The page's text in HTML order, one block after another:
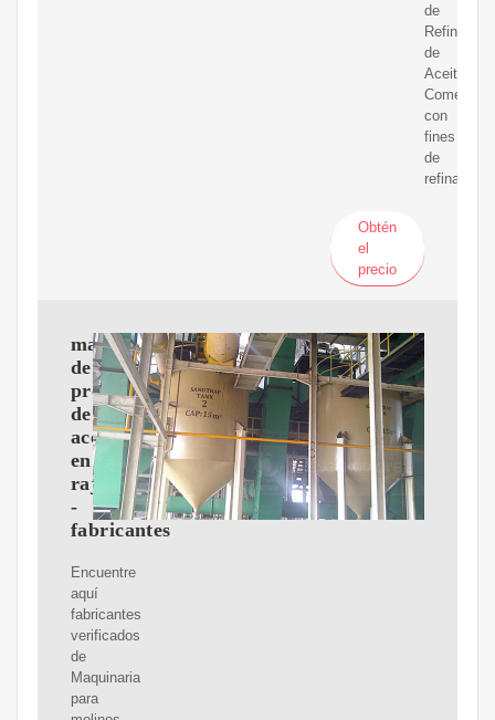
de
Refinería
de
Aceite
Comestible
con
fines
de
refinación.
Obtén
el
precio
maquinaria
de
procesamiento
de
aceite
en
rajkot
-
fabricantes
Encuentre
aquí
fabricantes
verificados
de
Maquinaria
para